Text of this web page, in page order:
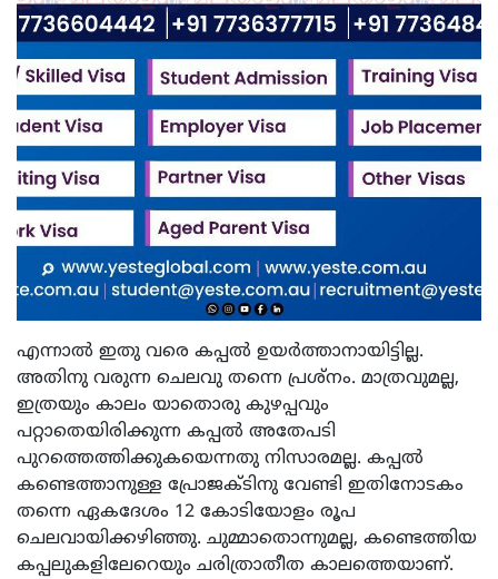
എന്നാൽ ഇതു വരെ കപ്പൽ ഉയർത്താനായിട്ടില്ല.
അതിനു വരുന്ന ചെലവു തന്നെ പ്രശ്നം. മാത്രവുമല്ല,
ഇത്രയും കാലം യാതൊരു കുഴപ്പവും
പറ്റാതെയിരിക്കുന്ന കപ്പൽ അതേപടി
പുറത്തെത്തിക്കുകയെന്നതു നിസാരമല്ല. കപ്പൽ
കണ്ടെത്താനുള്ള പ്രോജക്ടിനു വേണ്ടി ഇതിനോടകം
തന്നെ ഏകദേശം 12 കോടിയോളം രൂപ
ചെലവായിക്കഴിഞ്ഞു. ചുമ്മാതൊന്നുമല്ല, കണ്ടെത്തിയ
കപ്പലുകളിലേറെയും ചരിത്രാതീത കാലത്തെയാണ്.